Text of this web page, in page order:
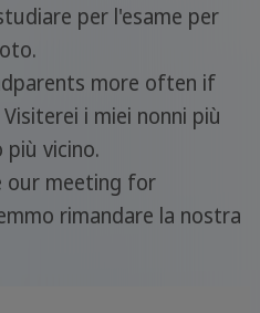
per l'esame per
more often if
i miei nonni più
più vicino.
our meeting for
rimandare la nostra